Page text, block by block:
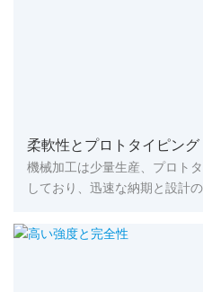
柔軟性とプロトタイピング
機械加工は少量生産、プロト
しており、迅速な納期と設計